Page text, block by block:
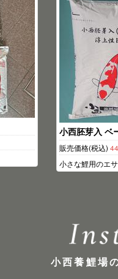
小西胚芽入 ベ
販売価格(税込)
小さな鯉用のエ
小西養鯉場